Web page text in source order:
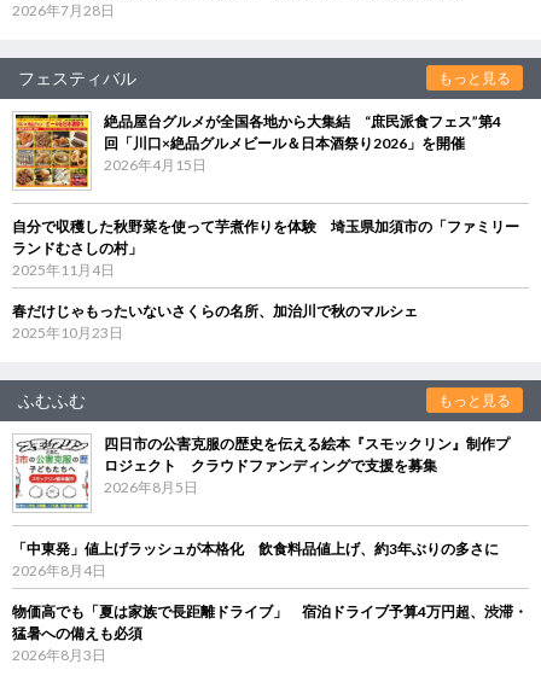
2026年7月28日
フェスティバル もっと見る
絶品屋台グルメが全国各地から大集結 “庶民派食フェス”第4
回「川口×絶品グルメビール＆日本酒祭り2026」を開催
2026年4月15日
自分で収穫した秋野菜を使って芋煮作りを体験 埼玉県加須市の「ファミリー
ランドむさしの村」
2025年11月4日
春だけじゃもったいないさくらの名所、加治川で秋のマルシェ
2025年10月23日
ふむふむ もっと見る
四日市の公害克服の歴史を伝える絵本『スモックリン』制作プ
ロジェクト クラウドファンディングで支援を募集
2026年8月5日
「中東発」値上げラッシュが本格化 飲食料品値上げ、約3年ぶりの多さに
2026年8月4日
物価高でも「夏は家族で長距離ドライブ」 宿泊ドライブ予算4万円超、渋滞・
猛暑への備えも必須
2026年8月3日